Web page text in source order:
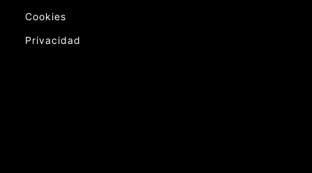
Cookies
Privacidad